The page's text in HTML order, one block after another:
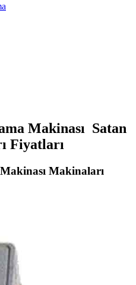
Makinası Satan
Fiyatları
Makinaları